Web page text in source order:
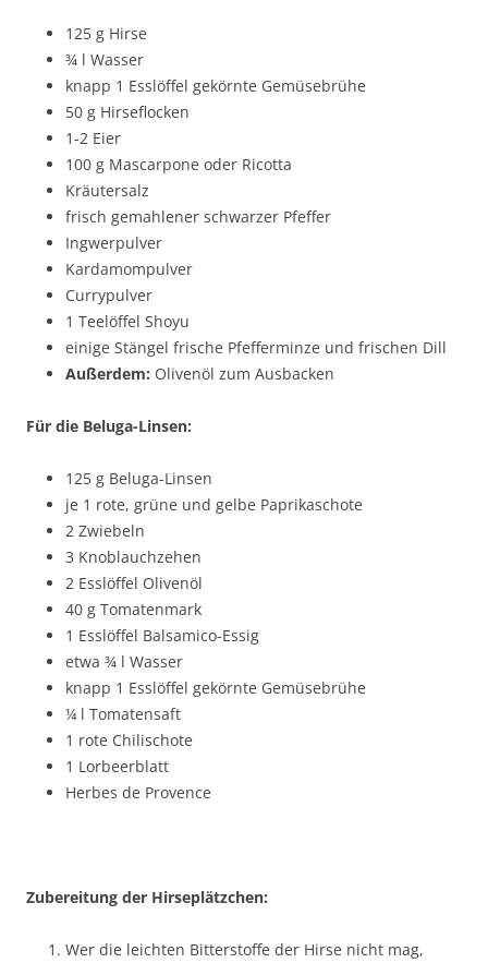
125 g Hirse
¾ l Wasser
knapp 1 Esslöffel gekörnte Gemüsebrühe
50 g Hirseflocken
1-2 Eier
100 g Mascarpone oder Ricotta
Kräutersalz
frisch gemahlener schwarzer Pfeffer
Ingwerpulver
Kardamompulver
Currypulver
1 Teelöffel Shoyu
einige Stängel frische Pfefferminze und frischen Dill
Außerdem: Olivenöl zum Ausbacken
Für die Beluga-Linsen:
125 g Beluga-Linsen
je 1 rote, grüne und gelbe Paprikaschote
2 Zwiebeln
3 Knoblauchzehen
2 Esslöffel Olivenöl
40 g Tomatenmark
1 Esslöffel Balsamico-Essig
etwa ¾ l Wasser
knapp 1 Esslöffel gekörnte Gemüsebrühe
¼ l Tomatensaft
1 rote Chilischote
1 Lorbeerblatt
Herbes de Provence
Zubereitung der Hirseplätzchen:
Wer die leichten Bitterstoffe der Hirse nicht mag,